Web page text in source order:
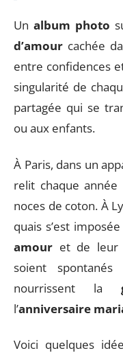
Un album photo
d’amour cachée
entre confidences
singularité de
partagée qui se
ou aux enfants.
À Paris, dans un
relit chaque
noces de coton. À
quais s’est
amour et de leur
soient spontanés
nourrissent la
l’anniversaire
Voici quelques